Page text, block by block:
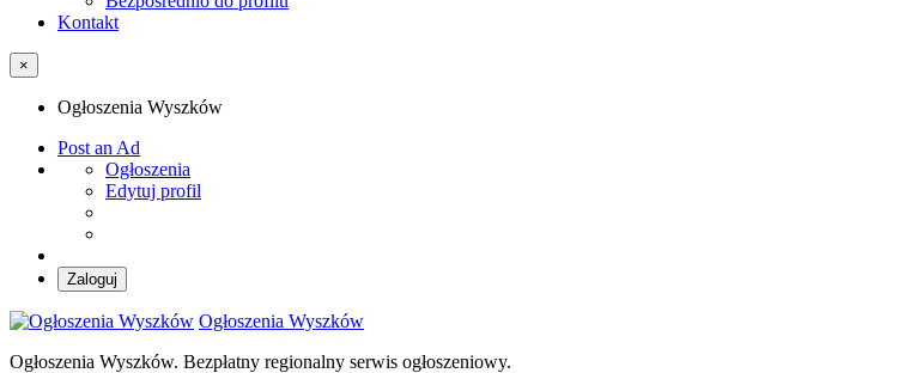
Kontakt
×
Ogłoszenia Wyszków
Post an Ad
Ogłoszenia
Edytuj profil
Zaloguj
Ogłoszenia Wyszków
Ogłoszenia Wyszków. Bezpłatny regionalny serwis ogłoszeniowy.